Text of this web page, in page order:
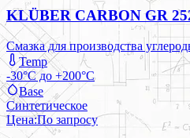
KLÜBER CARBON GR
Смазка для производства
Temp
-30°C до +200°C
Base
Синтетическое
Цена:По запросу